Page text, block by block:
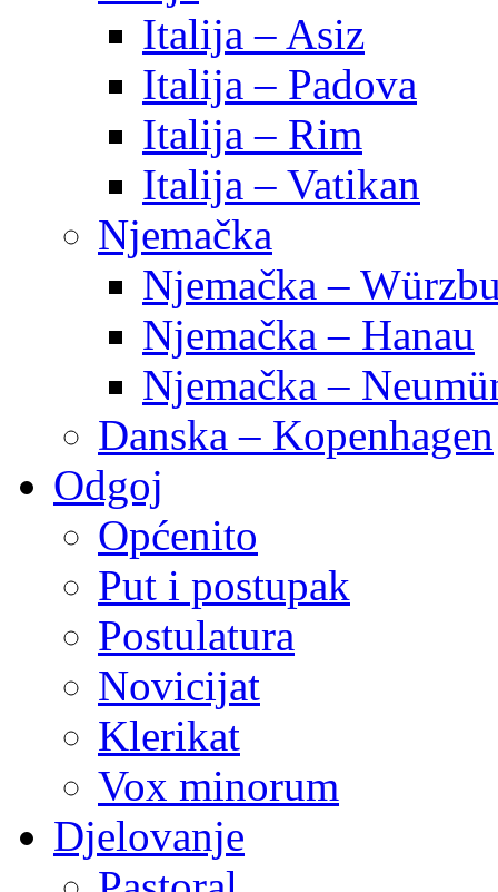
Italija – Asiz
Italija – Padova
Italija – Rim
Italija – Vatikan
Njemačka
Njemačka –
Njemačka – Hanau
Njemačka –
Danska – Kopenhagen
Odgoj
Općenito
Put i postupak
Postulatura
Novicijat
Klerikat
Vox minorum
Djelovanje